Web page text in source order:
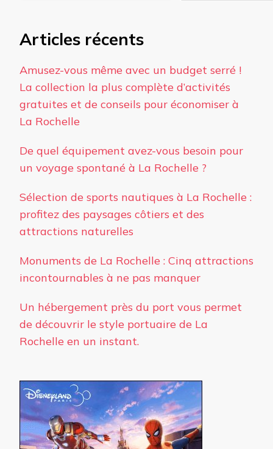
Articles récents
Amusez-vous même avec un budget serré !
La collection la plus complète d’activités
gratuites et de conseils pour économiser à
La Rochelle
De quel équipement avez-vous besoin pour
un voyage spontané à La Rochelle ?
Sélection de sports nautiques à La Rochelle :
profitez des paysages côtiers et des
attractions naturelles
Monuments de La Rochelle : Cinq attractions
incontournables à ne pas manquer
Un hébergement près du port vous permet
de découvrir le style portuaire de La
Rochelle en un instant.